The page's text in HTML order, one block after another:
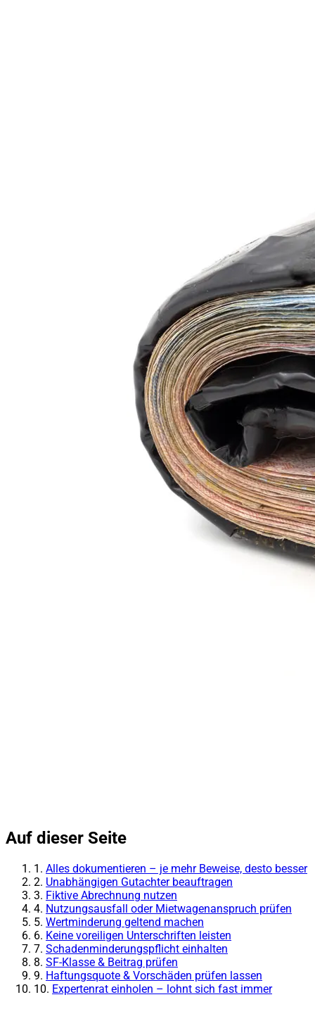
Auf dieser Seite
1. Alles dokumentieren – je mehr Beweise, desto besser
2. Unabhängigen Gutachter beauftragen
3. Fiktive Abrechnung nutzen
4. Nutzungsausfall oder Mietwagenanspruch prüfen
5. Wertminderung geltend machen
6. Keine voreiligen Unterschriften leisten
7. Schadenminderungspflicht einhalten
8. SF-Klasse & Beitrag prüfen
9. Haftungsquote & Vorschäden prüfen lassen
10. Expertenrat einholen – lohnt sich fast immer